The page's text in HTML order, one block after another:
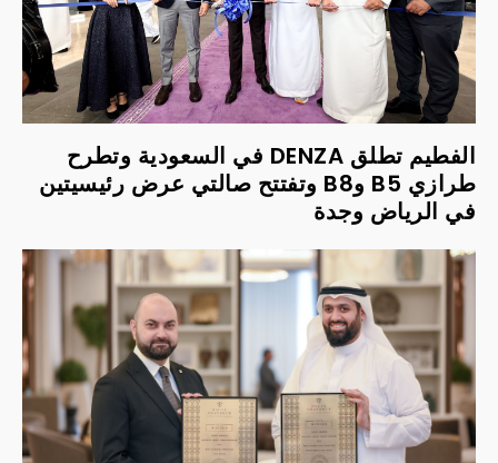
الفطيم تطلق DENZA في السعودية وتطرح
طرازي B5 وB8 وتفتتح صالتي عرض رئيسيتين
في الرياض وجدة